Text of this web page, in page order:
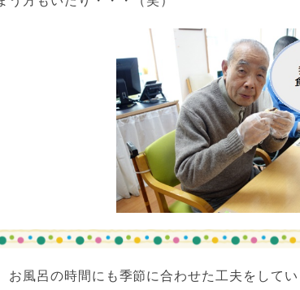
お風呂の時間にも季節に合わせた工夫をして